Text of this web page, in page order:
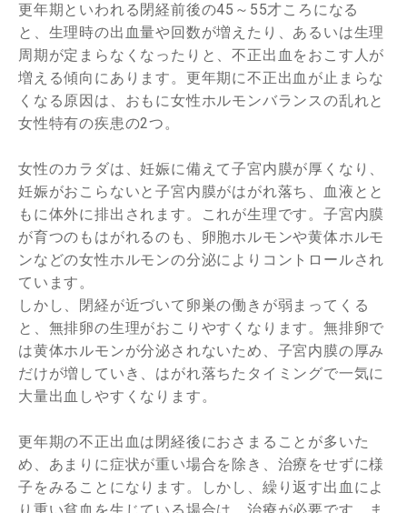
更年期といわれる閉経前後の45～55才ころになる
と、生理時の出血量や回数が増えたり、あるいは生理
周期が定まらなくなったりと、不正出血をおこす人が
増える傾向にあります。更年期に不正出血が止まらな
くなる原因は、おもに女性ホルモンバランスの乱れと
女性特有の疾患の2つ。
女性のカラダは、妊娠に備えて子宮内膜が厚くなり、
妊娠がおこらないと子宮内膜がはがれ落ち、血液とと
もに体外に排出されます。これが生理です。子宮内膜
が育つのもはがれるのも、卵胞ホルモンや黄体ホルモ
ンなどの女性ホルモンの分泌によりコントロールされ
ています。
しかし、閉経が近づいて卵巣の働きが弱まってくる
と、無排卵の生理がおこりやすくなります。無排卵で
は黄体ホルモンが分泌されないため、子宮内膜の厚み
だけが増していき、はがれ落ちたタイミングで一気に
大量出血しやすくなります。
更年期の不正出血は閉経後におさまることが多いた
め、あまりに症状が重い場合を除き、治療をせずに様
子をみることになります。しかし、繰り返す出血によ